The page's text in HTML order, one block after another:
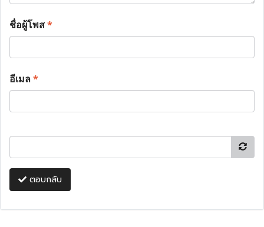
ชื่อผู้โพส*
อีเมล*
ตอบกลับ